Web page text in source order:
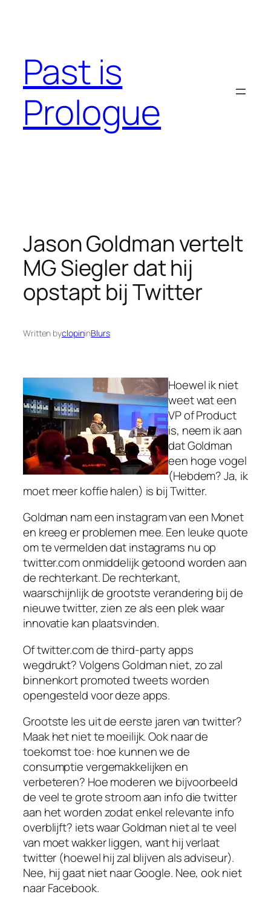
Past is
Prologue
Jason Goldman vertelt
MG Siegler dat hij
opstapt bij Twitter
Written byclopininBlurs
Hoewel ik niet
weet wat een
VP of Product
is, neem ik aan
dat Goldman
een hoge vogel
(Hebdem? Ja, ik
moet meer koffie halen) is bij Twitter.
Goldman nam een instagram van een Monet
en kreeg er problemen mee. Een leuke quote
om te vermelden dat instagrams nu op
twitter.com onmiddelijk getoond worden aan
de rechterkant. De rechterkant,
waarschijnlijk de grootste verandering bij de
nieuwe twitter, zien ze als een plek waar
innovatie kan plaatsvinden.
Of twitter.com de third-party apps
wegdrukt? Volgens Goldman niet, zo zal
binnenkort promoted tweets worden
opengesteld voor deze apps.
Grootste les uit de eerste jaren van twitter?
Maak het niet te moeilijk. Ook naar de
toekomst toe: hoe kunnen we de
consumptie vergemakkelijken en
verbeteren? Hoe moderen we bijvoorbeeld
de veel te grote stroom aan info die twitter
aan het worden zodat enkel relevante info
overblijft? iets waar Goldman niet al te veel
van moet wakker liggen, want hij verlaat
twitter (hoewel hij zal blijven als adviseur).
Nee, hij gaat niet naar Google. Nee, ook niet
naar Facebook.